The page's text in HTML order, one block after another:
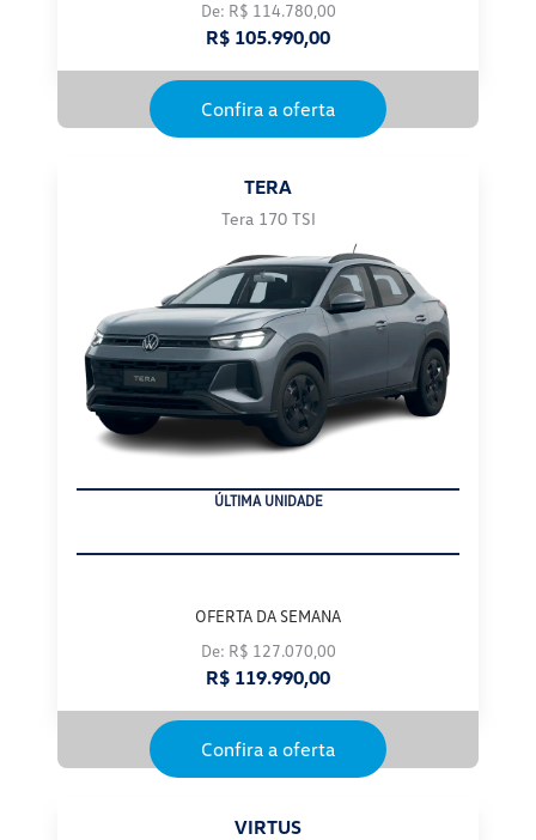
De: R$ 114.780,00
R$ 105.990,00
Confira a oferta
TERA
Tera 170 TSI
ÚLTIMA UNIDADE
OFERTA DA SEMANA
De: R$ 127.070,00
R$ 119.990,00
Confira a oferta
VIRTUS